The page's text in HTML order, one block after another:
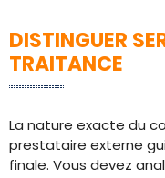
DISTINGUER
TRAITANCE
La nature exacte du
prestataire externe
finale. Vous devez